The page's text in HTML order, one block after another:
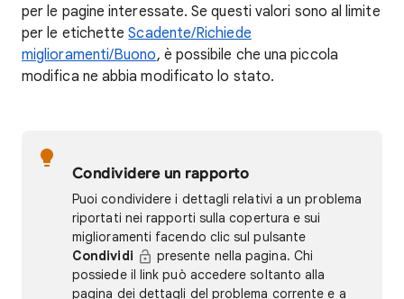
per le pagine interessate. Se questi valori sono al limite
per le etichetteScadente/Richiede
miglioramenti/Buono, è possibile che una piccola
modifica ne abbia modificato lo stato.
Condividere un rapporto
Puoi condividere i dettagli relativi a un problema
riportati nei rapporti sulla copertura e sui
miglioramenti facendo clic sul pulsante
Condividi
presente nella pagina. Chi
possiede il link può accedere soltanto alla
pagina dei dettagli del problema corrente e a